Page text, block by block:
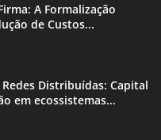
A Formalização
de Custos...
Distribuídas: Capital
em ecossistemas...